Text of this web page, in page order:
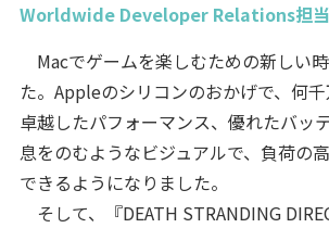
Worldwide Developer Relations担当
Macでゲームを楽しむための新しい
た。Appleのシリコンのおかげで、何千
卓越したパフォーマンス、優れたバッ
息をのむようなビジュアルで、負荷の
できるようになりました。
そして、『DEATH STRANDING